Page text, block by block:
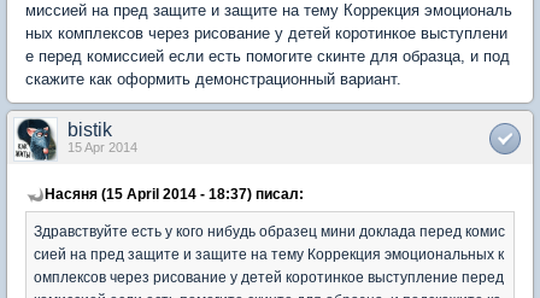
миссией на пред защите и защите на тему Коррекция эмоциональ
ных комплексов через рисование у детей коротинкое выступлени
е перед комиссией если есть помогите скинте для образца, и под
скажите как оформить демонстрационный вариант.
bistik
15 Apr 2014
Насяня (15 April 2014 - 18:37) писал:
Здравствуйте есть у кого нибудь образец мини доклада перед комис
сией на пред защите и защите на тему Коррекция эмоциональных к
омплексов через рисование у детей коротинкое выступление перед